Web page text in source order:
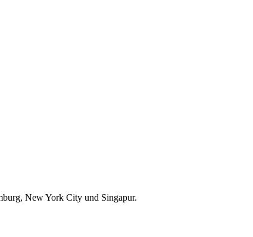
New York City und Singapur.